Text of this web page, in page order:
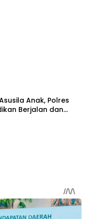
Anak, Polres
Berjalan dan